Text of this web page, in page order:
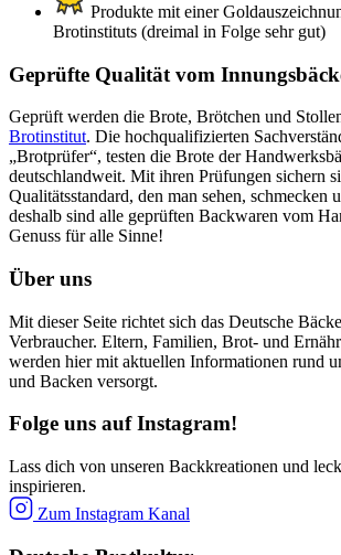
Produkte mit einer
Brotinstituts (dreimal in Folge sehr gut)
Geprüfte Qualität vom
Geprüft werden die Brote, Brötchen und
Brotinstitut. Die hochqualifizierten
„Brotprüfer“, testen die Brote der
deutschlandweit. Mit ihren Prüfungen sichern
Qualitätsstandard, den man sehen, schmecken
deshalb sind alle geprüften Backwaren vom
Genuss für alle Sinne!
Über uns
Mit dieser Seite richtet sich das Deutsche
Verbraucher. Eltern, Familien, Brot- und
werden hier mit aktuellen Informationen rund
und Backen versorgt.
Folge uns auf Instagram!
Lass dich von unseren Backkreationen und
inspirieren.
Zum Instagram Kanal